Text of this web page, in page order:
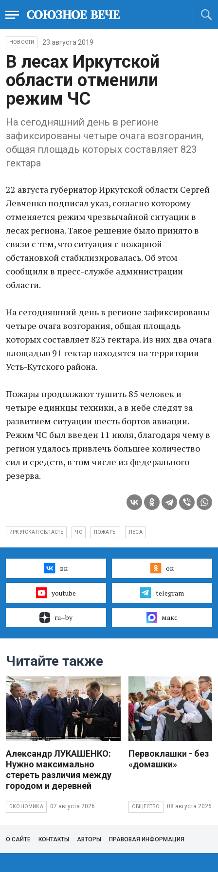
НОВОСТИ 23 августа 2019
В лесах Иркутской
области отменили
режим ЧС
На сегодняшний день в регионе
зафиксированы четыре очага возгорания,
общая площадь которых составляет 823
гектара
22 августа губернатор Иркутской области Сергей
Левченко подписал указ, согласно которому
отменяется режим чрезвычайной ситуации в
лесах региона. Такое решение было принято в
связи с тем, что ситуация с пожарной
обстановкой стабилизировалась. Об этом
сообщили в пресс-службе администрации
области.
На сегодняшний день в регионе зафиксированы
четыре очага возгорания, общая площадь
которых составляет 823 гектара. Из них два очага
площадью 91 гектар находятся на территории
Усть-Кутского района.
Пожары продолжают тушить 85 человек и
четыре единицы техники, а в небе следят за
развитием ситуации шесть бортов авиации.
Режим ЧС был введен 11 июля, благодаря чему в
регион удалось привлечь большее количество
сил и средств, в том числе из федерального
резерва.
ИРКУТСКАЯ ОБЛАСТЬ ЧС ПОЖАРЫ ЛЕСА
вк ок
youtube telegram
ru–by макс
Читайте также
Александр ЛУКАШЕНКО:
Нужно максимально
стереть различия между
городом и деревней
ЭКОНОМИКА 07 августа 2026
Первоклашки - без
«домашки»
ОБЩЕСТВО 08 августа 2026
О САЙТЕ КОНТАКТЫ АВТОРЫ ПРАВОВАЯ ИНФОРМАЦИЯ